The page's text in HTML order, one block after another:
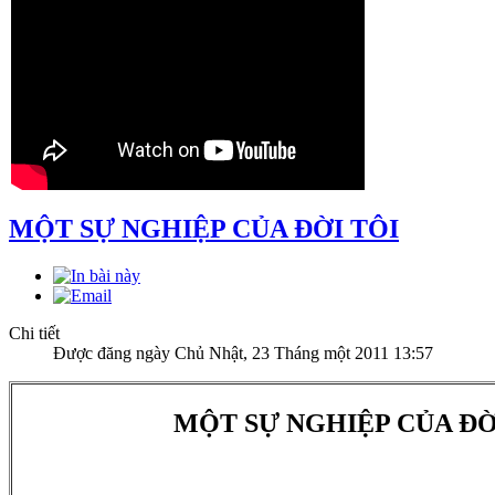
MỘT SỰ NGHIỆP CỦA ĐỜI TÔI
Chi tiết
Được đăng ngày Chủ Nhật, 23 Tháng một 2011 13:57
MỘT SỰ NGHIỆP CỦA